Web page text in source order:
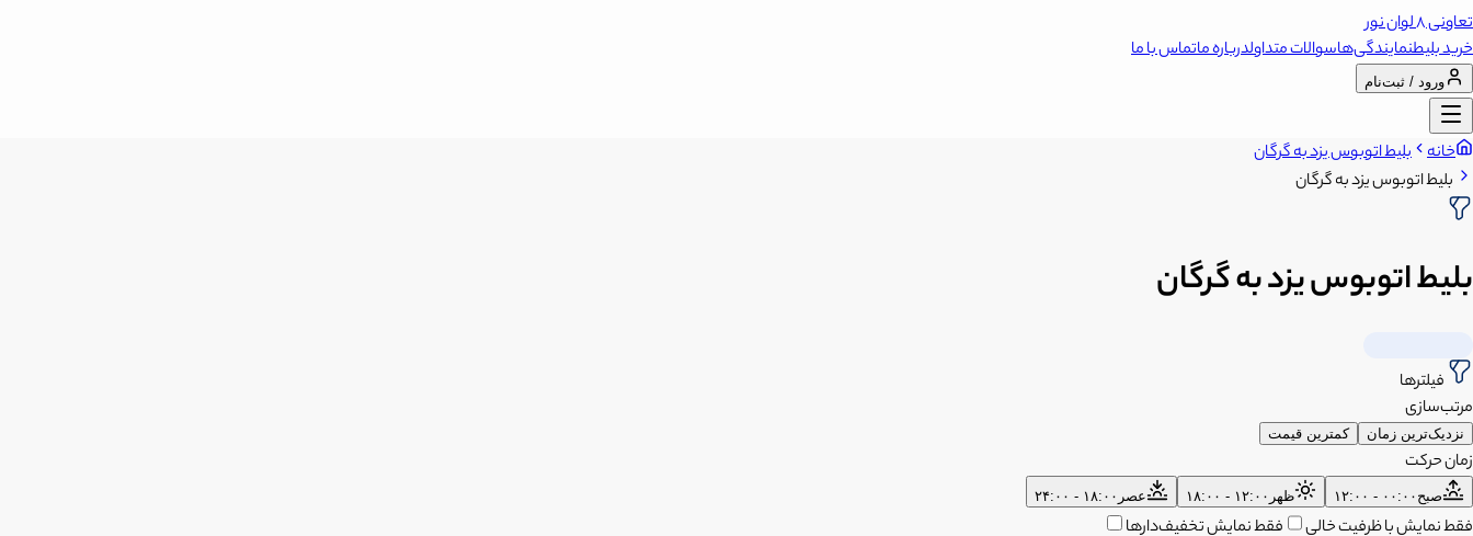
تعاونی 8 لوان نور
خرید بلیطنمایندگی‌هاسوالات متداولدرباره ماتماس با ما
ورود / ثبت‌نام
خانه بلیط اتوبوس یزد به گرگان
بلیط اتوبوس یزد به گرگان
بلیط اتوبوس یزد به گرگان
فیلترها
مرتب‌سازی
نزدیک‌ترین زمان کمترین قیمت
زمان حرکت
صبح ۰۰:۰۰ - ۱۲:۰۰ ظهر ۱۲:۰۰ - ۱۸:۰۰ عصر ۱۸:۰۰ - ۲۴:۰۰
فقط نمایش با ظرفیت خالی فقط نمایش تخفیف‌دارها